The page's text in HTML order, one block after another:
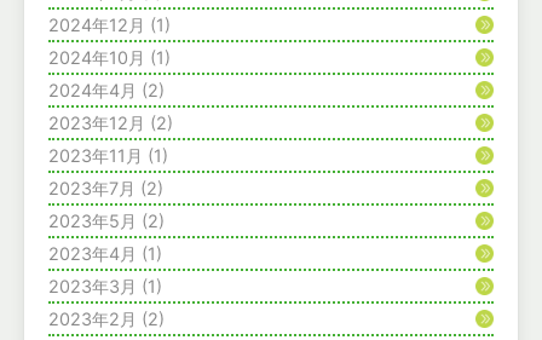
2024年12月 (1)
2024年10月 (1)
2024年4月 (2)
2023年12月 (2)
2023年11月 (1)
2023年7月 (2)
2023年5月 (2)
2023年4月 (1)
2023年3月 (1)
2023年2月 (2)